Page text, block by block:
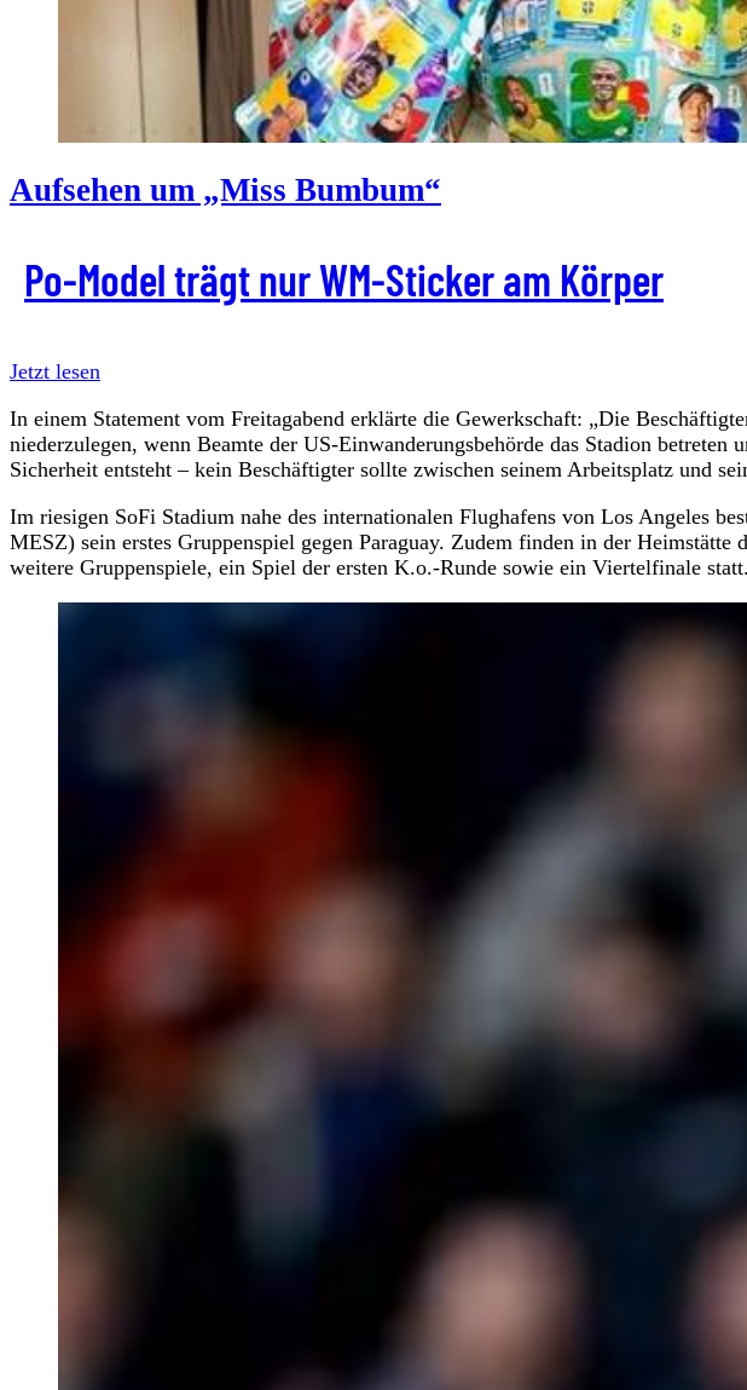
Aufsehen um „Miss Bumbum“
Po-Model trägt nur WM-Sticker am Körper
Jetzt lesen
In einem Statement vom Freitagabend erklärte die Gewerkschaft: „Die
niederzulegen, wenn Beamte der US-Einwanderungsbehörde das Stadion betreten
Sicherheit entsteht – kein Beschäftigter sollte zwischen seinem Arbeitsplatz und
Im riesigen SoFi Stadium nahe des internationalen Flughafens von Los Angeles
MESZ) sein erstes Gruppenspiel gegen Paraguay. Zudem finden in der Heimstätte
weitere Gruppenspiele, ein Spiel der ersten K.o.-Runde sowie ein Viertelfinale